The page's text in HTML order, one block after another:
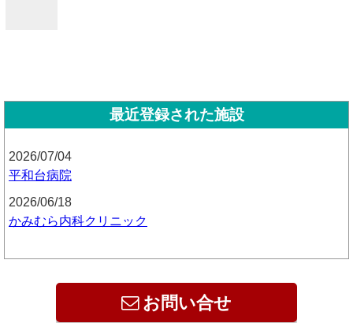
最近登録された施設
2026/07/04
平和台病院
2026/06/18
かみむら内科クリニック
お問い合せ